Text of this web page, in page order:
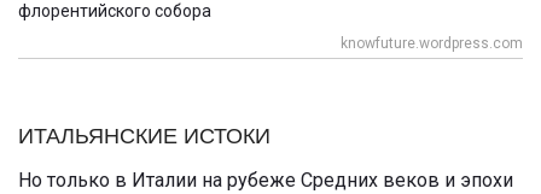
флорентийского собора
knowfuture.wordpress.com
ИТАЛЬЯНСКИЕ ИСТОКИ
Но только в Италии на рубеже Средних веков и эпохи